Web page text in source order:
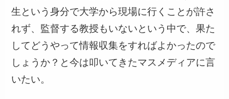
生という身分で大学から現場に行くことが許さ
れず、監督する教授もいないという中で、果た
してどうやって情報収集をすればよかったので
しょうか？と今は叩いてきたマスメディアに言
いたい。